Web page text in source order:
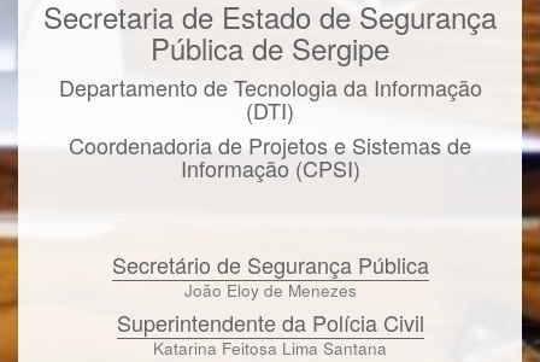
Secretaria de Estado de Segurança
Pública de Sergipe
Departamento de Tecnologia da Informação
(DTI)
Coordenadoria de Projetos e Sistemas de
Informação (CPSI)
Secretário de Segurança Pública
João Eloy de Menezes
Superintendente da Polícia Civil
Katarina Feitosa Lima Santana